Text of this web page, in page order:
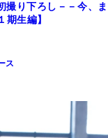
撮り下ろし－－今、ま
期生編】
ス